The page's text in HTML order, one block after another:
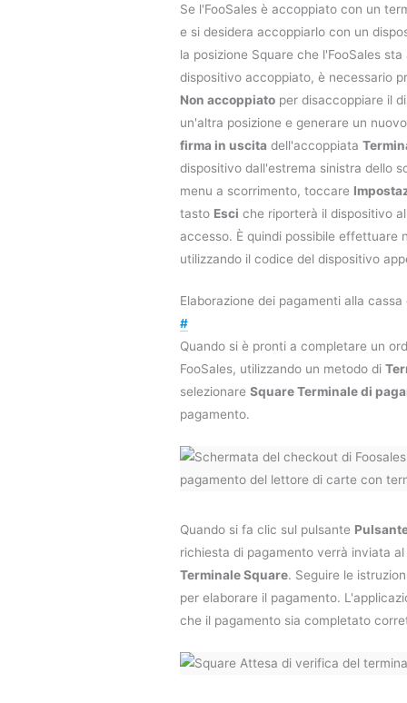
Se l'FooSales è accoppiato con un
e si desidera accoppiarlo con un
la posizione Square che l'FooSales
dispositivo accoppiato, è necessario
Non accoppiato per disaccoppiare il
un'altra posizione e generare un
firma in uscita dell'accoppiata
dispositivo dall'estrema sinistra dello
menu a scorrimento, toccare
tasto Esci che riporterà il dispositivo
accesso. È quindi possibile effettuare
utilizzando il codice del dispositivo
Elaborazione dei pagamenti alla
#
Quando si è pronti a completare un
FooSales, utilizzando un metodo di
selezionare Square Terminale di
pagamento.
Quando si fa clic sul pulsante
richiesta di pagamento verrà inviata
Terminale Square. Seguire le
per elaborare il pagamento.
che il pagamento sia completato